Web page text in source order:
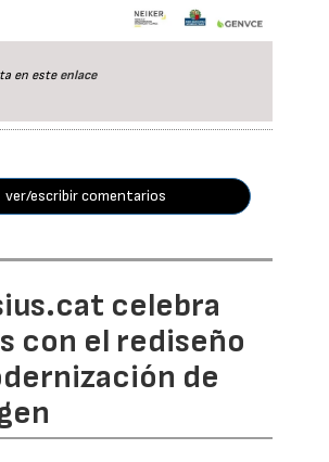
en este enlace
ver/escribir comentarios
celebra
con el rediseño
de